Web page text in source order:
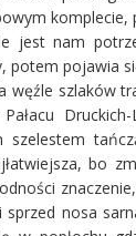
komplecie,
jest nam
potem pojawia
szlaków
bo
nosa